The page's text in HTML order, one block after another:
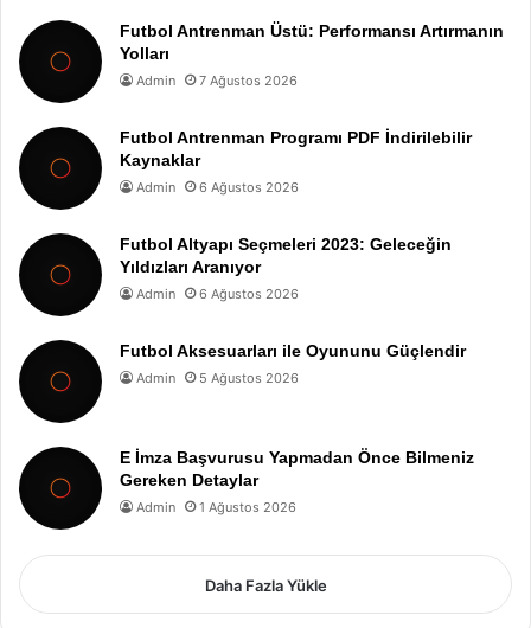
Futbol Antrenman Üstü: Performansı Artırmanın
Yolları
Admin 7 Ağustos 2026
Futbol Antrenman Programı PDF İndirilebilir
Kaynaklar
Admin 6 Ağustos 2026
Futbol Altyapı Seçmeleri 2023: Geleceğin
Yıldızları Aranıyor
Admin 6 Ağustos 2026
Futbol Aksesuarları ile Oyununu Güçlendir
Admin 5 Ağustos 2026
E İmza Başvurusu Yapmadan Önce Bilmeniz
Gereken Detaylar
Admin 1 Ağustos 2026
Daha Fazla Yükle